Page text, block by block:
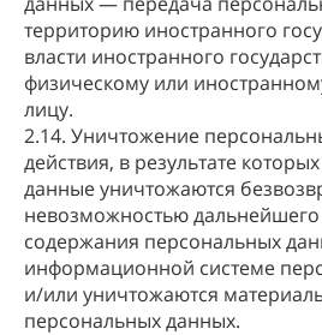
территорию иностранного
власти иностранного
физическому или
лицу.
2.14. Уничтожение
действия, в результате
данные уничтожаются
невозможностью дальнейшего
содержания персональных
информационной системе
и/или уничтожаются
персональных данных.